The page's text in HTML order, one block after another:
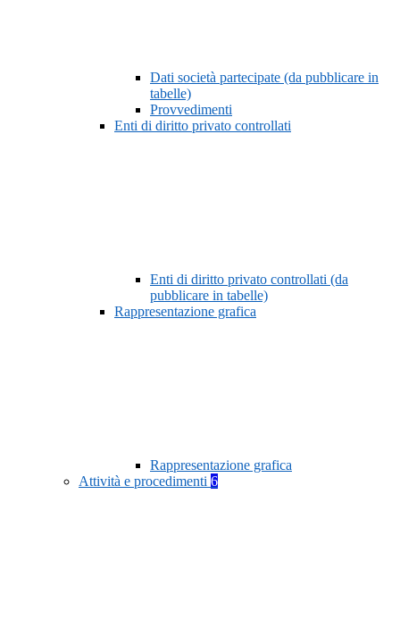
Dati società partecipate (da pubblicare in
tabelle)
Provvedimenti
Enti di diritto privato controllati
Enti di diritto privato controllati (da
pubblicare in tabelle)
Rappresentazione grafica
Rappresentazione grafica
Attività e procedimenti 6